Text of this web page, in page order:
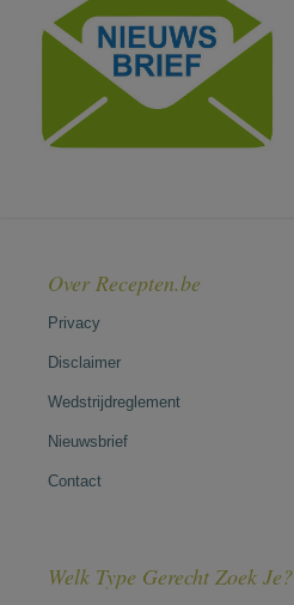
Over Recepten.be
Privacy
Disclaimer
Wedstrijdreglement
Nieuwsbrief
Contact
Welk Type Gerecht Zoek Je?